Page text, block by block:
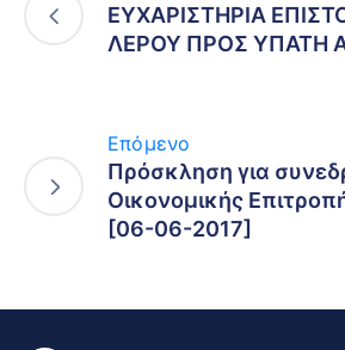
ΕΥΧΑΡΙΣΤΗΡΙΑ
ΛΕΡΟΥ ΠΡΟΣ ΥΠΑΤΗ
Επόμενο
Πρόσκληση για
Οικονομικής
[06-06-2017]